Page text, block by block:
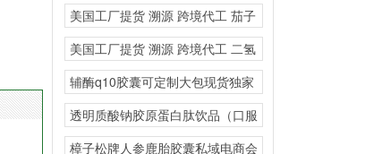
叶竹叶黄酮
美国工厂提货 溯源 跨境代工 茄子
粉胶原蛋白
美国工厂提货 溯源 跨境代工 二氢
槲皮素复合固
辅酶q10胶囊可定制大包现货独家
专利
透明质酸钠胶原蛋白肽饮品（口服
玻尿酸）私域流量小程
樟子松牌人参鹿胎胶囊私域电商会